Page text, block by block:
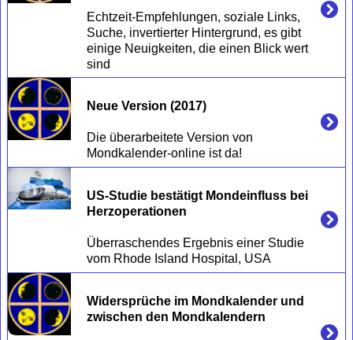
Echtzeit-Empfehlungen, soziale Links,
Suche, invertierter Hintergrund, es gibt
einige Neuigkeiten, die einen Blick wert
Neue Version (2017)
Die überarbeitete Version von
US-Studie bestätigt Mondeinfluss bei
Herzoperationen
Überraschendes Ergebnis einer Studie
Widersprüche im Mondkalender und
zwischen den Mondkalendern